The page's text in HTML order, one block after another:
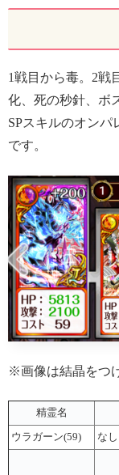
1戦目から毒。2戦
化、死の秒針、ボ
SPスキルのオン
です。
※画像は結晶をつ
精霊名
ウラガーン(59) なし